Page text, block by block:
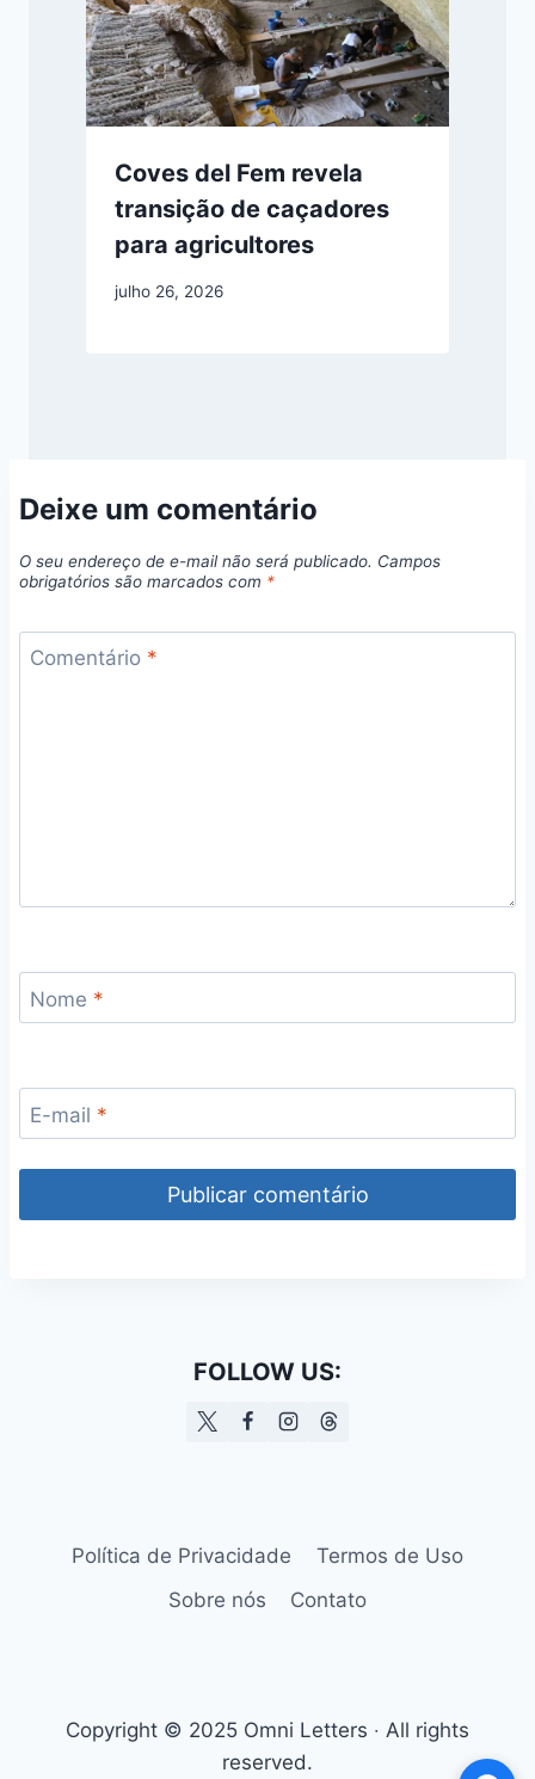
Coves del Fem revela
transição de caçadores
para agricultores
julho 26, 2026
Deixe um comentário
O seu endereço de e-mail não será publicado. Campos
obrigatórios são marcados com *
Comentário *
Nome *
E-mail *
FOLLOW US:
Política de Privacidade
Termos de Uso
Sobre nós
Contato
Copyright © 2025 Omni Letters ‧ All rights
reserved.